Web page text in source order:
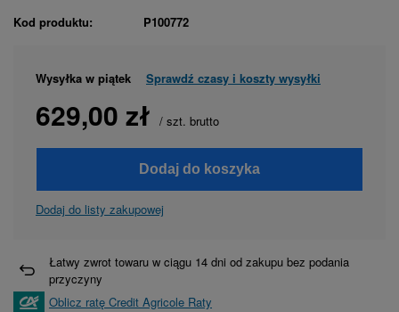
Kod produktu: P100772
Wysyłka w piątek Sprawdź czasy i koszty wysyłki
629,00 zł / szt. brutto
Dodaj do koszyka
Dodaj do listy zakupowej
Łatwy zwrot towaru w ciągu 14 dni od zakupu bez podania
przyczyny
Oblicz ratę Credit Agricole Raty